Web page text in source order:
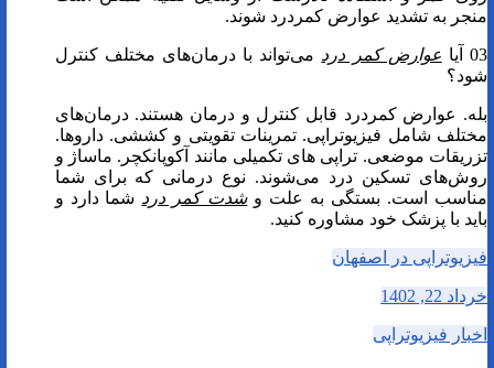
منجر به تشدید عوارض کمردرد شوند.
03 آیا عوارض کمر درد می‌تواند با درمان‌های مختلف کنترل
شود؟
بله. عوارض کمردرد قابل کنترل و درمان هستند. درمان‌های
مختلف شامل فیزیوتراپی. تمرینات تقویتی و کششی. داروها.
تزریقات موضعی. تراپی های تکمیلی مانند آکوپانکچر. ماساژ و
روش‌های تسکین درد می‌شوند. نوع درمانی که برای شما
مناسب است. بستگی به علت وشدت کمر درد شما دارد و
باید با پزشک خود مشاوره کنید.
فیزیوتراپی در اصفهان
خرداد 22, 1402
اخبار فیزیوتراپی